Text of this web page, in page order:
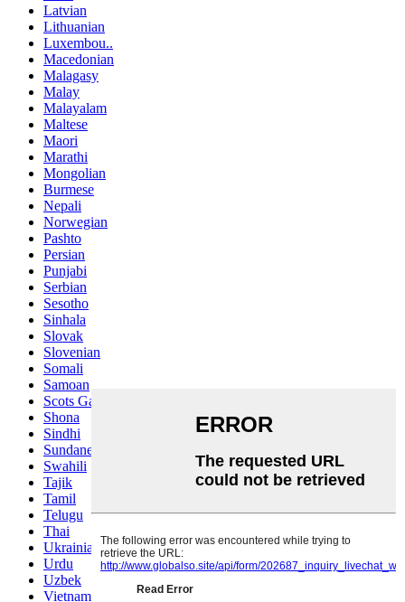
Latvian
Lithuanian
Luxembou..
Macedonian
Malagasy
Malay
Malayalam
Maltese
Maori
Marathi
Mongolian
Burmese
Nepali
Norwegian
Pashto
Persian
Punjabi
Serbian
Sesotho
Sinhala
Slovak
Slovenian
Somali
Samoan
Scots Gaelic
Shona
Sindhi
Sundanese
Swahili
Tajik
Tamil
Telugu
Thai
Ukrainian
Urdu
Uzbek
Vietnamese